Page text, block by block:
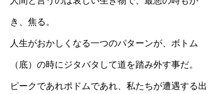
き、焦る。
人生がおかしくなる一つのパターンが、ボトム
（底）の時にジタバタして道を踏み外す事だ。
ピークであれポドムであれ、私たちが遭遇する出